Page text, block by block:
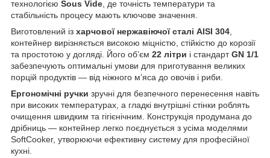
технологією Sous Vide , де точність температури та
стабільність процесу мають ключове значення.
Виготовлений із харчової нержавіючої сталі AISI 304
контейнер вирізняється високою міцністю, стійкістю до корозії
та простотою у догляді. Його об’єм 22 літри і стандартGN 1/1
забезпечують оптимальні умови для приготування великих
порцій продуктів — від ніжного м’яса до овочів і риби.
Ергономічні ручки зручні для безпечного перенесення навіть
при високих температурах, а гладкі внутрішні стінки роблять
очищення швидким та гігієнічним. Конструкція продумана до
дрібниць — контейнер легко поєднується з усіма моделями
SoftCooker, утворюючи ефективну систему для професійної
кухні.